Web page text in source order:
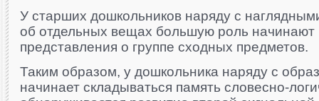
У старших дошкольников наряду с
об отдельных вещах большую роль начинают
представления о группе сходных предметов.
Таким образом, у дошкольника наряду с
начинает складываться память словесно-